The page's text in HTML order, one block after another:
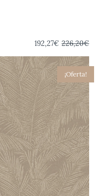
192,27€ 226,20€
¡Oferta!